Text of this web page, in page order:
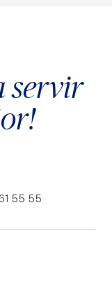
servir
55 55